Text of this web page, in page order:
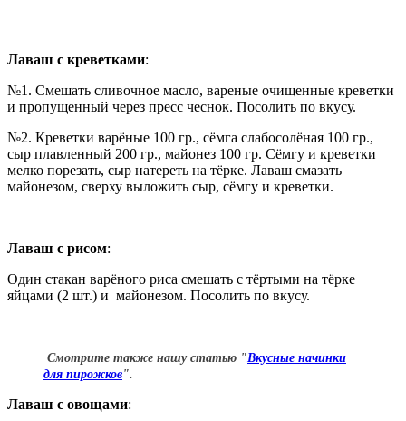
Лаваш с креветками:
№1. Смешать сливочное масло, вареные очищенные креветки
и пропущенный через пресс чеснок. Посолить по вкусу.
№2. Креветки варёные 100 гр., сёмга слабосолёная 100 гр.,
сыр плавленный 200 гр., майонез 100 гр. Сёмгу и креветки
мелко порезать, сыр натереть на тёрке. Лаваш смазать
майонезом, сверху выложить сыр, сёмгу и креветки.
Лаваш с рисом:
Один стакан варёного риса смешать с тёртыми на тёрке
яйцами (2 шт.) и майонезом. Посолить по вкусу.
Смотрите также нашу статью "Вкусные начинки
для пирожков".
Лаваш с овощами: